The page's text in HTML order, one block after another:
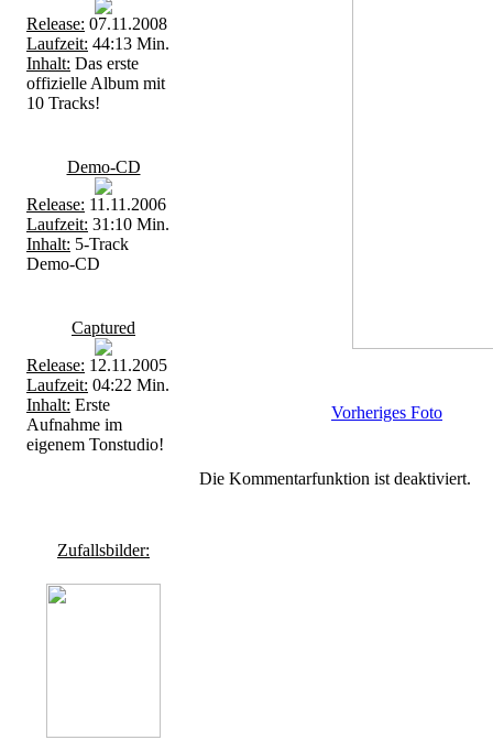
Release: 07.11.2008
Laufzeit: 44:13 Min.
Inhalt: Das erste
offizielle Album mit
10 Tracks!
Demo-CD
Release: 11.11.2006
Laufzeit: 31:10 Min.
Inhalt: 5-Track
Demo-CD
Captured
Release: 12.11.2005
Laufzeit: 04:22 Min.
Inhalt: Erste
Aufnahme im
eigenem Tonstudio!
Zufallsbilder:
Vorheriges Foto
Die Kommentarfunktion ist deaktiviert.